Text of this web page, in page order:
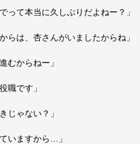
って本当に久しぶりだよねー？」
は、杏さんがいましたからね」
むからねー」
職です」
じゃない？」
いますから…」